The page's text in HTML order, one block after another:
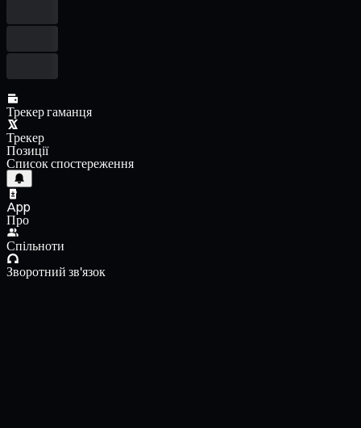
Трекер гаманця
Трекер
Позиції
Список спостереження
App
Про
Спільноти
Зворотний зв'язок